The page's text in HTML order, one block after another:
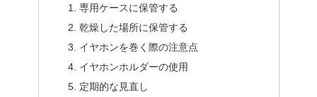
専用ケースに保管する
乾燥した場所に保管する
イヤホンを巻く際の注意点
イヤホンホルダーの使用
定期的な見直し